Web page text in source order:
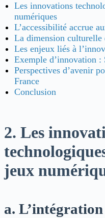
Les innovations
numériques
L’accessibilité accrue
La dimension culturelle
Les enjeux liés à
Exemple d’innovation :
Perspectives d’avenir
France
Conclusion
2. Les
jeux
a.